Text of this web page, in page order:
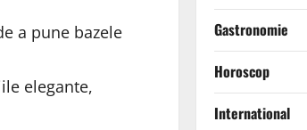
a pune bazele
elegante,
Gastronomie
Horoscop
International